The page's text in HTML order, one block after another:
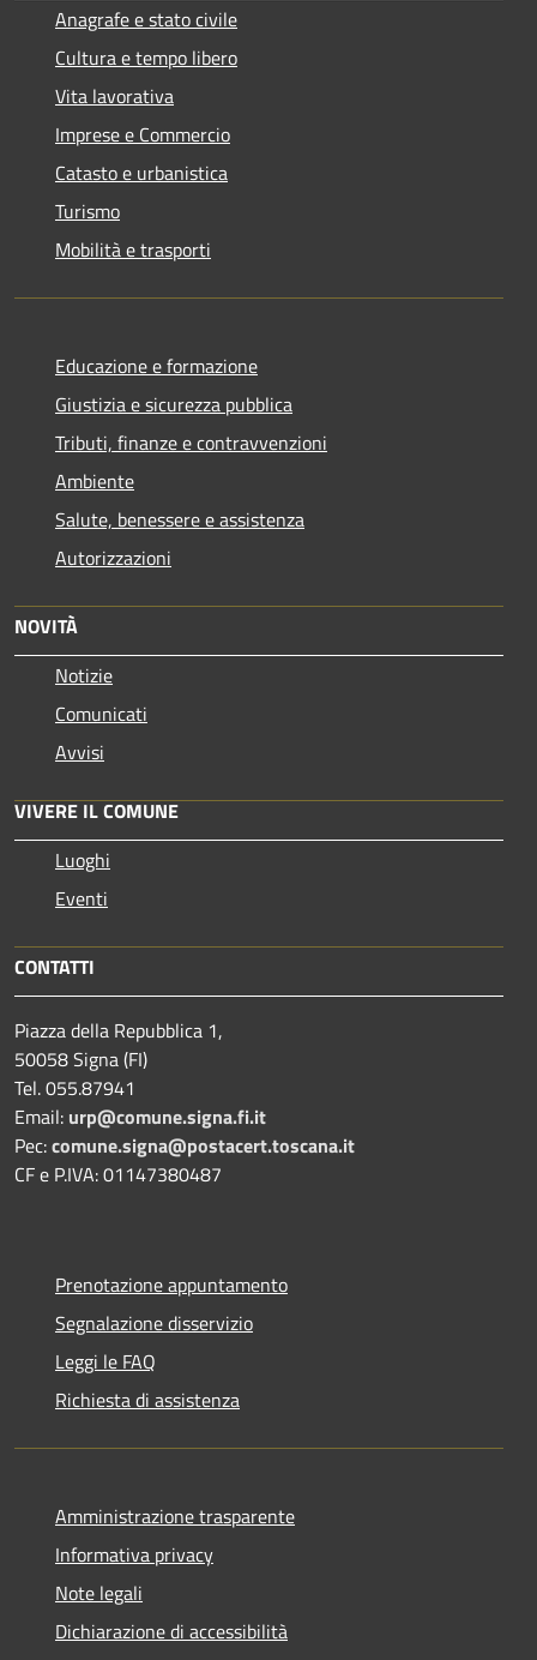
Anagrafe e stato civile
Cultura e tempo libero
Vita lavorativa
Imprese e Commercio
Catasto e urbanistica
Turismo
Mobilità e trasporti
Educazione e formazione
Giustizia e sicurezza pubblica
Tributi, finanze e contravvenzioni
Ambiente
Salute, benessere e assistenza
Autorizzazioni
NOVITÀ
Notizie
Comunicati
Avvisi
VIVERE IL COMUNE
Luoghi
Eventi
CONTATTI
Piazza della Repubblica 1,
50058 Signa (FI)
Tel. 055.87941
Email: urp@comune.signa.fi.it
Pec:comune.signa@postacert.toscana.it
CF e P.IVA: 01147380487
Prenotazione appuntamento
Segnalazione disservizio
Leggi le FAQ
Richiesta di assistenza
Amministrazione trasparente
Informativa privacy
Note legali
Dichiarazione di accessibilità